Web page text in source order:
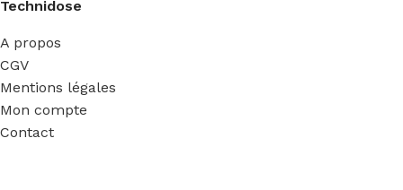
Technidose
A propos
CGV
Mentions légales
Mon compte
Contact